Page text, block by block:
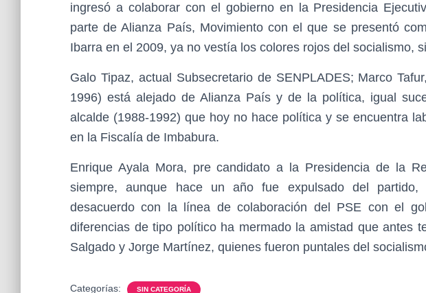
ingresó a colaborar con el gobierno en la Presidencia
parte de Alianza País, Movimiento con el que se presentó
Ibarra en el 2009, ya no vestía los colores rojos del socialismo,
Galo Tipaz, actual Subsecretario de SENPLADES; Marco
1996) está alejado de Alianza País y de la política, igual
alcalde (1988-1992) que hoy no hace política y se encuentra
en la Fiscalía de Imbabura.
Enrique Ayala Mora, pre candidato a la Presidencia de la
siempre, aunque hace un año fue expulsado del partido,
desacuerdo con la línea de colaboración del PSE con el
diferencias de tipo político ha mermado la amistad que antes
Salgado y Jorge Martínez, quienes fueron puntales del
Categorías: SIN CATEGORÍA